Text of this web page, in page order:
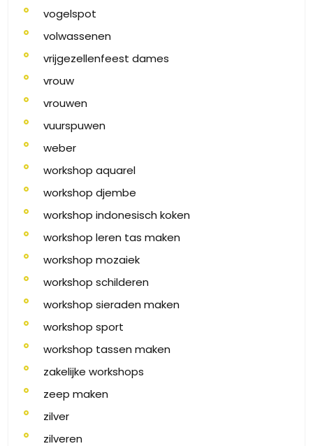
vogelspot
volwassenen
vrijgezellenfeest dames
vrouw
vrouwen
vuurspuwen
weber
workshop aquarel
workshop djembe
workshop indonesisch koken
workshop leren tas maken
workshop mozaiek
workshop schilderen
workshop sieraden maken
workshop sport
workshop tassen maken
zakelijke workshops
zeep maken
zilver
zilveren